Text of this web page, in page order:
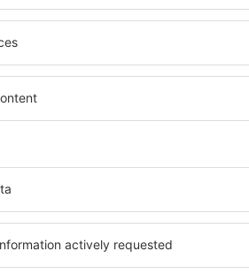
a
počtu
od
v
Jaké vybavení
Vybavení ubytování
hvězdiček. V
koutem, balkonem,
sadou ručníků nebo
bezplatné parkování,
zvolit hotel s
rezervovat se službou